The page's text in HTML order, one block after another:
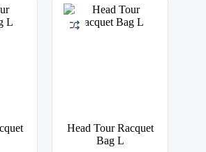
Head Tour Racquet
Bag L